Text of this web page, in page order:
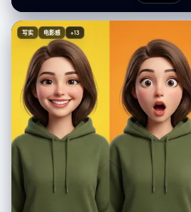
photo surface or the bedsheets, white
include: a school of fish, coral reefs at the
starfish, and the scuba gear outfit. "vibe": "playful creativity",
"final_output_goal": "A seamless blend of
story of a diver's dream." } } }
bright blue sky with soft white clouds. Bold,
reading “[COUNTRY]” is placed
warm and natural, casting soft shadows
surroundings reflect the region’s natural
coastlines, or city skylines). The device is
enhancing realism and depth.
写实 电影感 +13